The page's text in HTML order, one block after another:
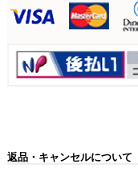
返品・キャンセルについて